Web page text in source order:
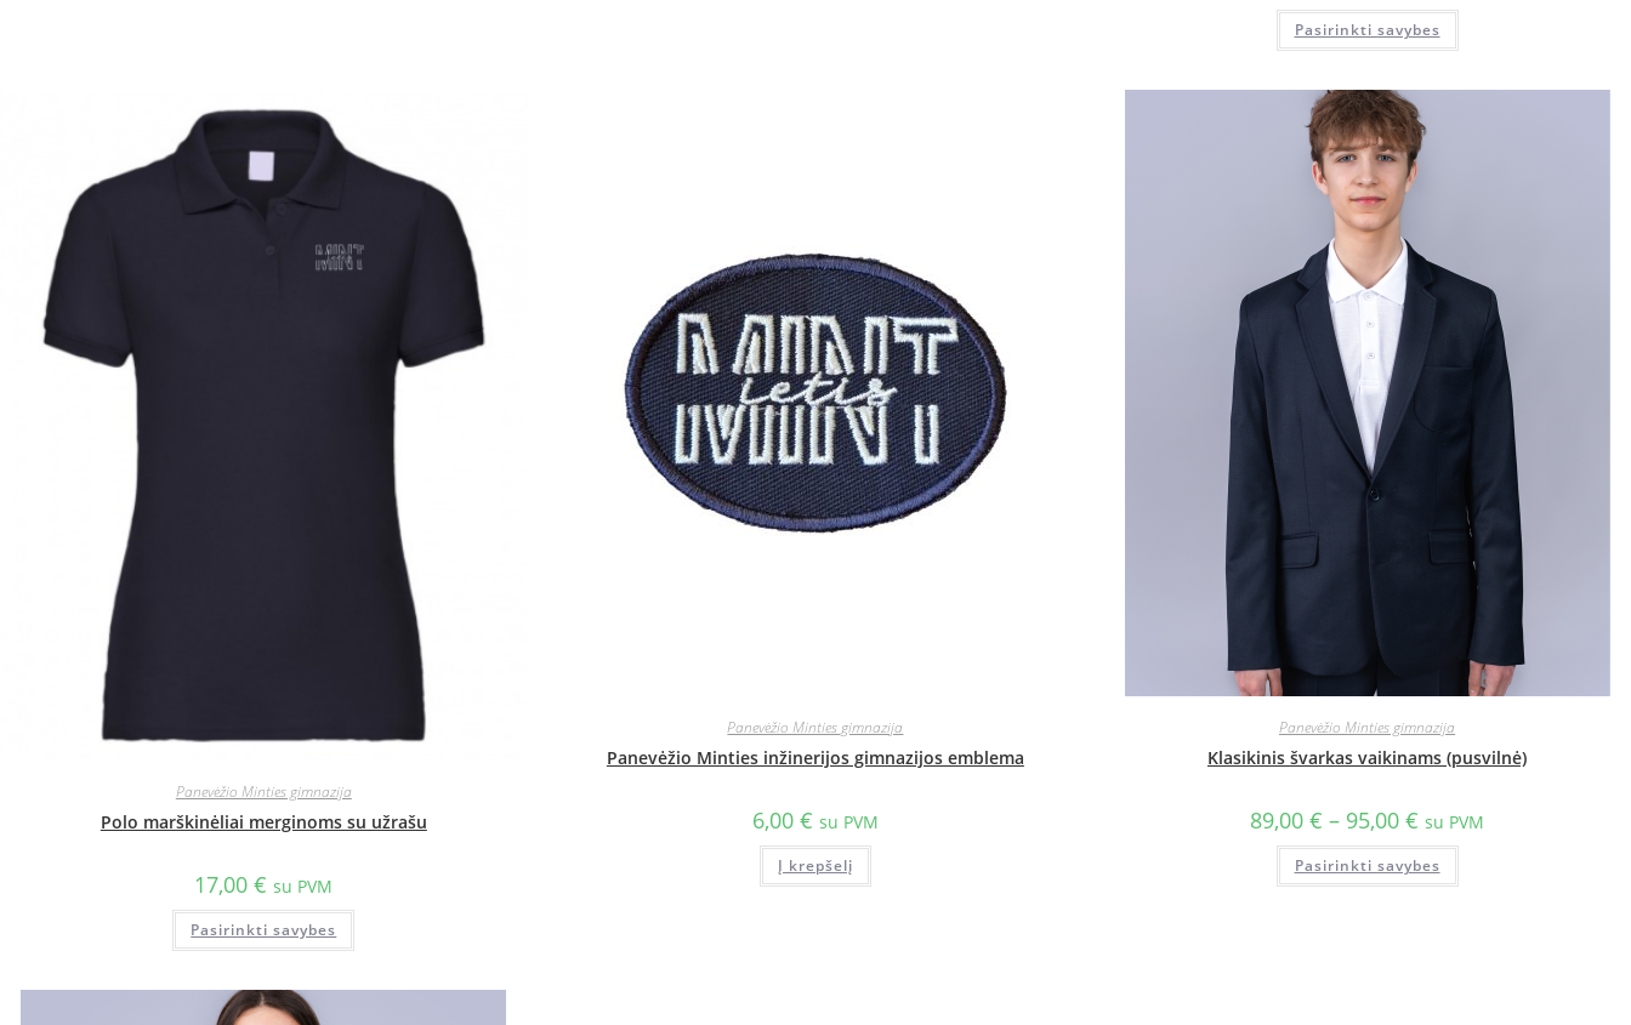
Pasirinkti savybes
Panevėžio Minties gimnazija
Polo marškinėliai merginoms su užrašu
17,00€ su PVM
Pasirinkti savybes
Panevėžio Minties gimnazija
Panevėžio Minties inžinerijos gimnazijos emblema
6,00 € su PVM
Į krepšelį
Panevėžio Minties gimnazija
Klasikinis švarkas vaikinams (pusvilnė)
89,00€ – 95,00€ su PVM
Pasirinkti savybes